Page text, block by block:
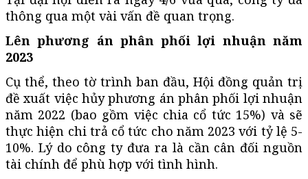
thông qua một vài vấn đề quan trọng.
Lên phương án phân phối lợi nhuận năm
2023
Cụ thể, theo tờ trình ban đầu, Hội đồng quản trị
đề xuất việc hủy phương án phân phối lợi nhuận
năm 2022 (bao gồm việc chia cổ tức 15%) và sẽ
thực hiện chi trả cổ tức cho năm 2023 với tỷ lệ 5-
10%. Lý do công ty đưa ra là cần cân đối nguồn
tài chính để phù hợp với tình hình.